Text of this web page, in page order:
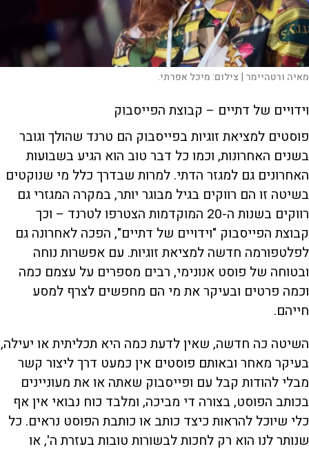
מאיה ורטהיימר | צילום:מיכל אפרתי.
וידויים של דתיים – קבוצת הפייסבוק
פוסטים למציאת זוגיות בפייסבוק הם טרנד שהולך וגובר
בשנים האחרונות, וכמו כל דבר טוב הוא הגיע בשבועות
האחרונים גם למגזר הדתי. למרות שבדרך כלל מי שנוקטים
בשיטה זו הם רווקים בגיל מבוגר יותר, במקרה המגזרי גם
רווקים בשנות ה-20 המוקדמות הצטרפו לטרנד – וכך
קבוצת הפייסבוק "וידויים של דתיים", הפכה לאחרונה גם
לפלטפורמה חדשה למציאת זוגיות. עם אפשרות נוחה
ובטוחה של פוסט אנונימי, רבים מספרים על עצמם כמה
וכמה פרטים ובעיקר את מי הם מחפשים לצרף למסע
חייהם.
השיטה כה חדשה, שאין לדעת כמה היא תכליתית או יעילה,
בעיקר מאחר ובאותם פוסטים אין כמעט דרך ליצור קשר
מבלי להודות קבל עם ופייסבוק שאתה או את מעוניינים
בכותב הפוסט, בצורה די מביכה, ומלבד כוח נבואי אין אף
כלי שיוכל להראות כיצד כותב או כותבת הפוסט נראים. כל
שנותר לנו הוא רק לחכות לבשורות טובות בעזרת ה', או